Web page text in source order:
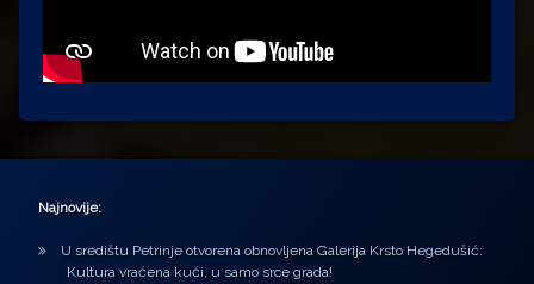
Najnovije:
U središtu Petrinje otvorena obnovljena Galerija Krsto Hegedušić:
Kultura vraćena kući, u samo srce grada!